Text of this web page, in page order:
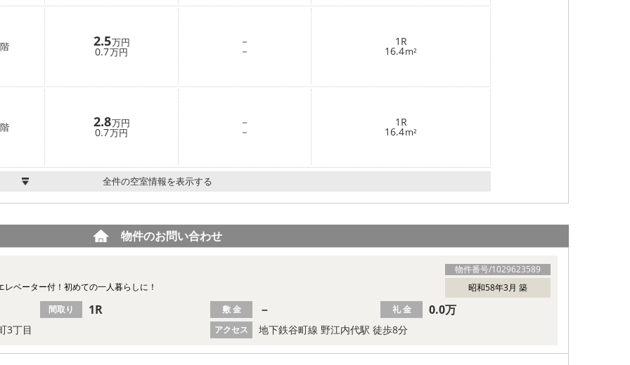
階 2.5万円
0.7万円
－
－
1R
16.4m²
階 2.8万円
0.7万円
－
－
1R
16.4m²
全件の空室情報を表示する
物件のお問い合わせ
物件番号/1029623589
昭和58年3月 築
ベーター付！初めての一人暮らしに！
3丁目 アクセス 地下鉄谷町線 野江内代駅 徒歩8分
間取り 1R 敷 金 － 礼 金 0.0万